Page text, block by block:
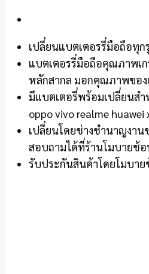
เปลี่ยนแบตเตอรรี่มือถือทุ
แบตเตอรรี่มือถือคุณภาพเ
หลักสากล มอกคุณภาพขอ
มีแบตเตอรี่พร้อมเปลี่ยนสำ
oppo vivo realme huawei
เปลี่ยนโดยช่างชำนาญงา
สอบถามได้ที่ร้านโมบายช้
รับประกันสินค้าโดยโมบา